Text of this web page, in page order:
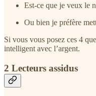
Est-ce que je veux le
Ou bien je préfère
Si vous vous posez ces 4
intelligent avec l’argent.
2 Lecteurs assidus